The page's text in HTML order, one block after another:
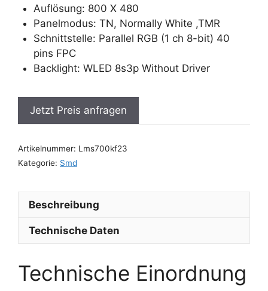
Auflösung: 800 X 480
Panelmodus: TN, Normally White ,TMR
Schnittstelle: Parallel RGB (1 ch 8-bit) 40
pins FPC
Backlight: WLED 8s3p Without Driver
Jetzt Preis anfragen
Artikelnummer: Lms700kf23
Kategorie: Smd
Beschreibung
Technische Daten
Technische Einordnung